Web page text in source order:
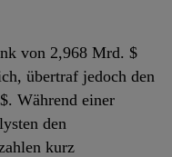
von 2,968 Mrd. $
übertraf jedoch den
Während einer
den
kurz